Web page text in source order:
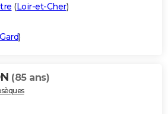
(Loir-et-Cher)
Gard)
(85 ans)